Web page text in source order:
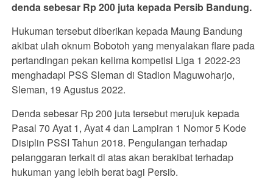
denda sebesar Rp 200 juta kepada Persib Bandung.
Hukuman tersebut diberikan kepada Maung Bandung
akibat ulah oknum Bobotoh yang menyalakan flare pada
pertandingan pekan kelima kompetisi Liga 1 2022-23
menghadapi PSS Sleman di Stadion Maguwoharjo,
Sleman, 19 Agustus 2022.
Denda sebesar Rp 200 juta tersebut merujuk kepada
Pasal 70 Ayat 1, Ayat 4 dan Lampiran 1 Nomor 5 Kode
Disiplin PSSI Tahun 2018. Pengulangan terhadap
pelanggaran terkait di atas akan berakibat terhadap
hukuman yang lebih berat bagi Persib.